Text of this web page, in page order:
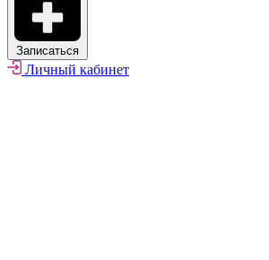
Записаться
Личный кабинет